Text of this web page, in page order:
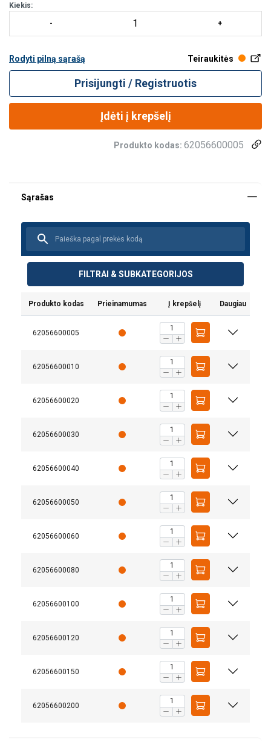
Kiekis:
Rodyti pilną sąrašą Teiraukitės
Prisijungti / Registruotis
Įdėti į krepšelį
Produkto kodas: 62056600005
FILTRAI & SUBKATEGORIJOS
Produkto kodas Prieinamumas Į krepšelį Daugiau
62056600005
62056600010
62056600020
62056600030
62056600040
62056600050
62056600060
62056600080
62056600100
62056600120
62056600150
62056600200
Medžiaga: